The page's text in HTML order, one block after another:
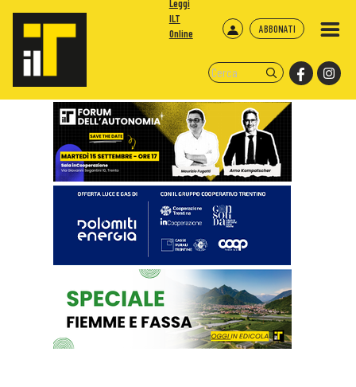
ABBONATI
Leggi
ILT
Online